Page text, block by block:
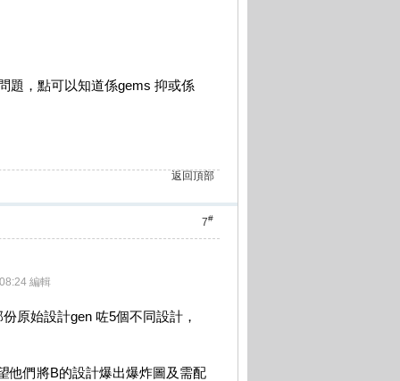
題，點可以知道係gems 抑或係
返回頂部
7#
編輯
原始設計gen 咗5個不同設計，
他們將B的設計爆出爆炸圖及需配